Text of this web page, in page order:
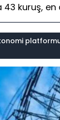
43 kuruş,